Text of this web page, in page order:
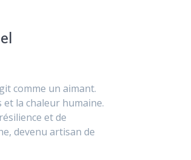
comme un aimant.
et la chaleur humaine.
et de
devenu artisan de